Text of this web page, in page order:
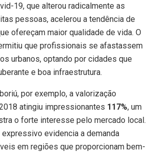
19, que alterou radicalmente as
pessoas, acelerou a tendência de
ofereçam maior qualidade de vida. O
que profissionais se afastassem
urbanos, optando por cidades que
e boa infraestrutura.
por exemplo, a valorização
atingiu impressionantes 117%, um
o forte interesse pelo mercado local.
evidencia a demanda
em regiões que proporcionam bem-